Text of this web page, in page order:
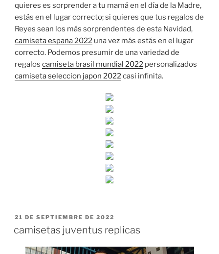
quieres es sorprender a tu mamá en el día de la Madre,
estás en el lugar correcto; si quieres que tus regalos de
Reyes sean los más sorprendentes de esta Navidad,
camiseta españa 2022 una vez más estás en el lugar
correcto. Podemos presumir de una variedad de
regalos camiseta brasil mundial 2022 personalizados
camiseta seleccion japon 2022casi infinita.
PUBLICADO
21 DE SEPTIEMBRE DE 2022
camisetas juventus replicas